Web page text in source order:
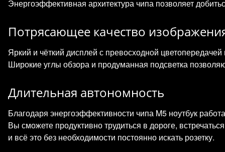
Энергоэффективная архитектура чипа позволяет
Потрясающее качество
Яркий и чёткий дисплей с превосходной
Широкие углы обзора и продуманная подсветка
Длительная автономность
Благодаря энергоэффективности чипа M5 ноутбук
Вы сможете продуктивно трудиться в дороге,
и всё это без необходимости постоянно искать розетку.